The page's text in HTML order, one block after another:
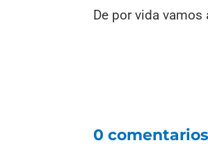
De por vida
0 comentarios